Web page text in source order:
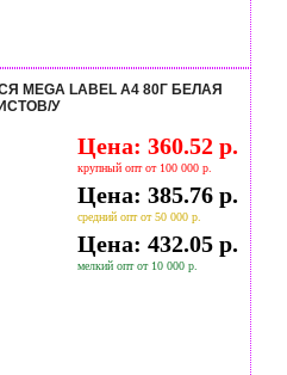
LABEL А4 80Г БЕЛАЯ
У
Цена: 360.52 р.
крупный опт от 100 000 р.
Цена: 385.76 р.
средний опт от 50 000 р.
Цена: 432.05 р.
мелкий опт от 10 000 р.